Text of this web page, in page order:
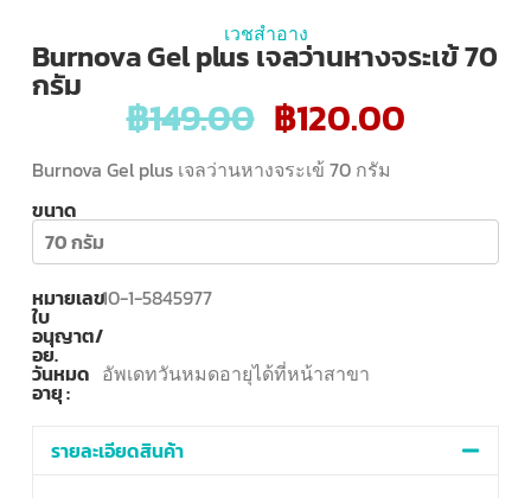
เวชสำอาง
Burnova Gel plus เจลว่านหางจระเข้ 70
กรัม
฿149.00 ฿120.00
Burnova Gel plus เจลว่านหางจระเข้ 70 กรัม
ขนาด
70 กรัม
หมายเลข
ใบ
อนุญาต/
อย.
10-1-5845977
วันหมด
อายุ :
อัพเดทวันหมดอายุได้ที่หน้าสาขา
รายละเอียดสินค้า